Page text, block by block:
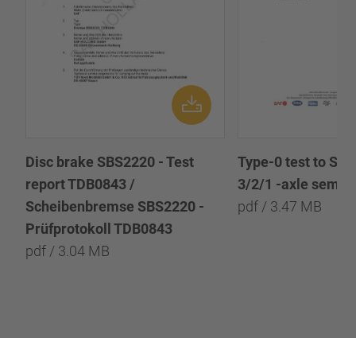
Disc brake SBS2220 - Test
report TDB0843 /
Scheibenbremse SBS2220 -
Prüfprotokoll TDB0843
pdf / 3.04 MB
Type-0 test to
3/2/1 -axle
pdf / 3.47 MB